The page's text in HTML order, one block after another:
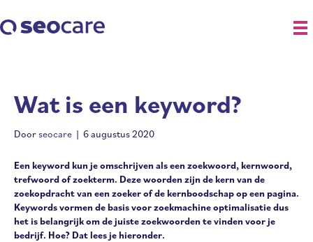
Wat is een keyword?
Doorseocare | 6 augustus 2020
Een keyword kun je omschrijven als een zoekwoord, kernwoord,
trefwoord of zoekterm. Deze woorden zijn de kern van de
zoekopdracht van een zoeker of de kernboodschap op een pagina.
Keywords vormen de basis voor zoekmachine optimalisatie dus
het is belangrijk om de juiste zoekwoorden te vinden voor je
bedrijf. Hoe? Dat lees je hieronder.